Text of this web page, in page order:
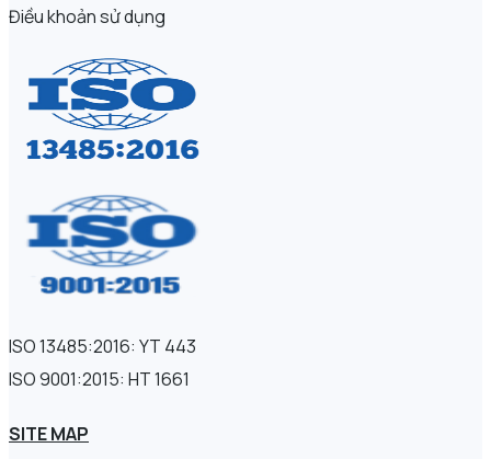
Điều khoản sử dụng
ISO 13485:2016: YT 443
ISO 9001:2015: HT 1661
SITE MAP